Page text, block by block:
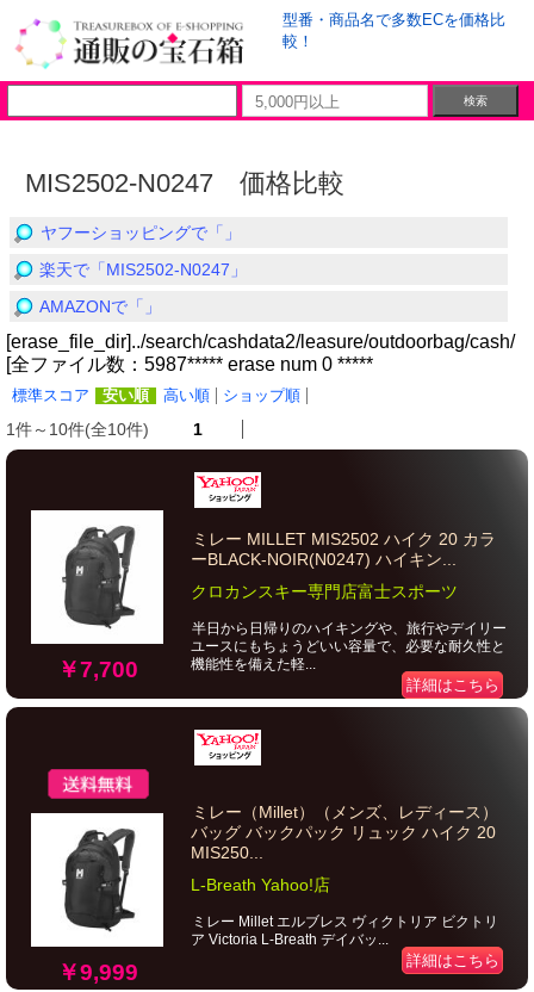
型番・商品名で多数ECを価格比
較！
MIS2502-N0247 価格比較
ヤフーショッピングで「」
楽天で「MIS2502-N0247」
AMAZONで「」
[erase_file_dir]../search/cashdata2/leasure/outdoorbag/cash/
[全ファイル数：5987***** erase num 0 *****
標準スコア 安い順 高い順 ショップ順
1件～10件(全10件) 1
￥7,700
ミレー MILLET MIS2502 ハイク 20 カラ
ーBLACK-NOIR(N0247) ハイキン...
クロカンスキー専門店富士スポーツ
半日から日帰りのハイキングや、旅行やデイリー
ユースにもちょうどいい容量で、必要な耐久性と
機能性を備えた軽...
詳細はこちら
￥9,999
ミレー（Millet）（メンズ、レディース）
バッグ バックパック リュック ハイク 20
MIS250...
L-Breath Yahoo!店
ミレー Millet エルブレス ヴィクトリア ビクトリ
ア Victoria L-Breath デイバッ...
詳細はこちら